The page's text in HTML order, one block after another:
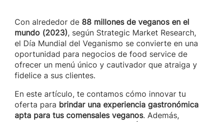
Con alrededor de 88 millones de veganos en el
mundo (2023), según Strategic Market Research,
el Día Mundial del Veganismo se convierte en una
oportunidad para negocios de food service de
ofrecer un menú único y cautivador que atraiga y
fidelice a sus clientes.
En este artículo, te contamos cómo innovar tu
oferta para brindar una experiencia gastronómica
apta para tus comensales veganos. Además,